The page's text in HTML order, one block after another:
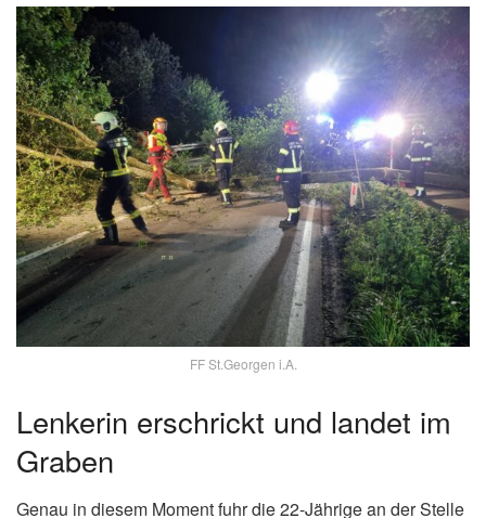
FF St.Georgen i.A.
Lenkerin erschrickt und landet im
Graben
Genau in diesem Moment fuhr die 22-Jährige an der Stelle